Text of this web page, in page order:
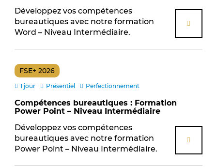
Développez vos compétences
bureautiques avec notre formation
Word – Niveau Intermédiaire.
FSE+ 2026
1 jour Présentiel Perfectionnement
Compétences bureautiques : Formation
Power Point – Niveau Intermédiaire
Développez vos compétences
bureautiques avec notre formation
Power Point – Niveau Intermédiaire.